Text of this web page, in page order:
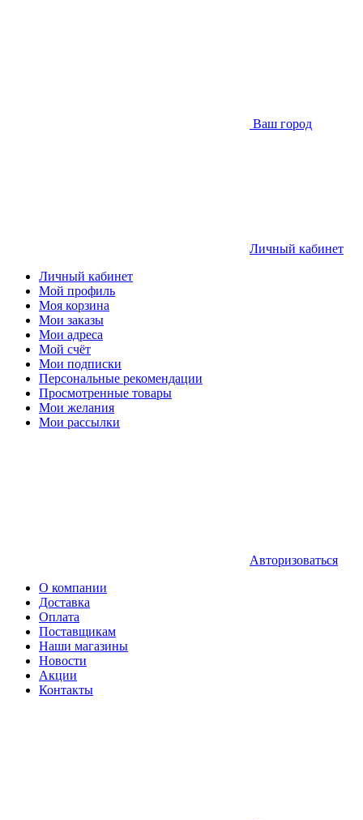
Ваш город
Личный кабинет
Личный кабинет
Мой профиль
Моя корзина
Мои заказы
Мои адреса
Мой счёт
Мои подписки
Персональные рекомендации
Просмотренные товары
Мои желания
Мои рассылки
Авторизоваться
О компании
Доставка
Оплата
Поставщикам
Наши магазины
Новости
Акции
Контакты